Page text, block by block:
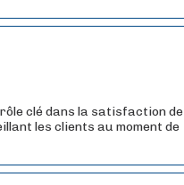
clé dans la satisfaction de
les clients au moment de